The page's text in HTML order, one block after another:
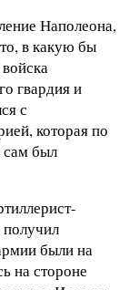
Наполеона,
в какую бы
гвардия и
с
которая по
сам был
были на
на стороне